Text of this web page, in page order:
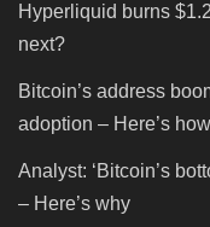
Hyperliquid burns
next?
Bitcoin’s address
adoption – Here’s
Analyst: ‘Bitcoin’s
– Here’s why